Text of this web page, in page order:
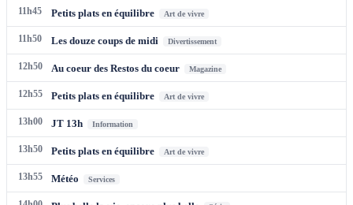
11h45 Petits plats en équilibre Art de vivre
11h50 Les douze coups de midi Divertissement
12h50 Au coeur des Restos du coeur Magazine
12h55 Petits plats en équilibre Art de vivre
13h00 JT 13h Information
13h50 Petits plats en équilibre Art de vivre
13h55 Météo Services